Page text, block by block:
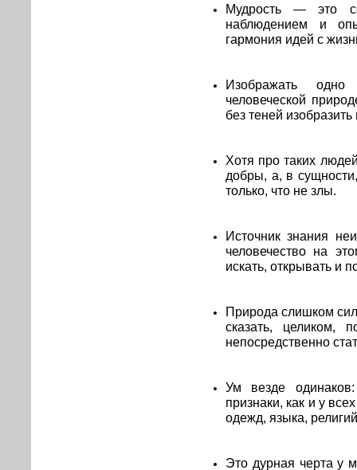
Мудрость — это
наблюдением и
гармония идей с
Изображать
человеческой
без теней изобразить
Хотя про таких
добры, а, в
только, что не злы.
Источник знания
человечество на
искать, открывать и
Природа слишком
сказать,
непосредственно
Ум везде
признаки, как и у
одежд, языка,
Это дурная черта у